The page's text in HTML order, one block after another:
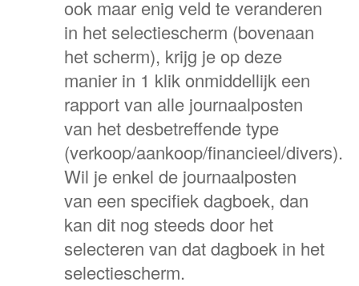
ook maar enig veld te veranderen
in het selectiescherm (bovenaan
het scherm), krijg je op deze
manier in 1 klik onmiddellijk een
rapport van alle journaalposten
van het desbetreffende type
(verkoop/aankoop/financieel/divers).
Wil je enkel de journaalposten
van een specifiek dagboek, dan
kan dit nog steeds door het
selecteren van dat dagboek in het
selectiescherm.